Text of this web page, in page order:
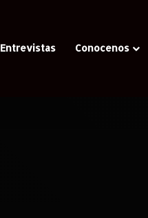
Entrevistas Conocenos